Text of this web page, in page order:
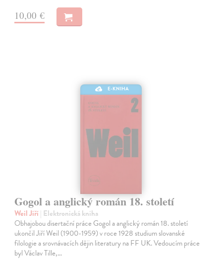
10,00 €
E-KNIHA
Gogol a anglický román 18. století
Weil Jiří | Elektronická kniha
Obhajobou disertační práce Gogol a anglický román 18. století
ukončil Jiří Weil (1900-1959) v roce 1928 studium slovanské
filologie a srovnávacích dějin literatury na FF UK. Vedoucím práce
byl Václav Tille,…